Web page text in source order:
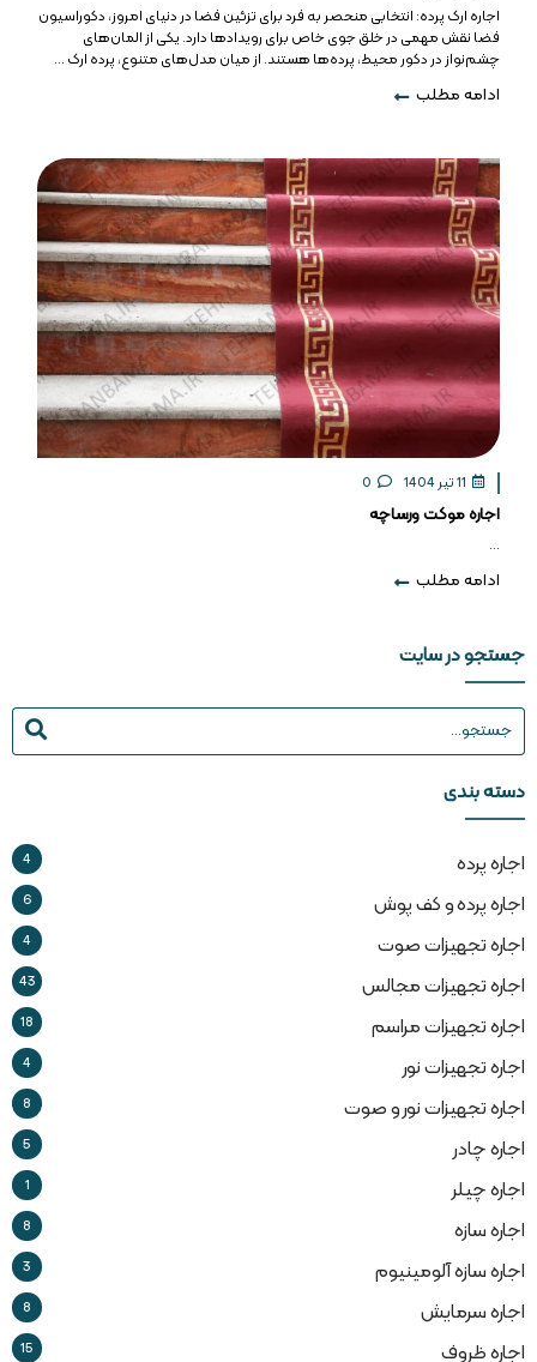
اجاره ارک پرده: انتخابی منحصر به فرد برای تزئین فضا در دنیای امروز، دکوراسیون
فضا نقش مهمی در خلق جوی خاص برای رویدادها دارد. یکی از المان‌های
چشم‌نواز در دکور محیط، پرده‌ها هستند. از میان مدل‌های متنوع، پرده ارک ...
ادامه مطلب
اجاره موکت ورساچه
...
ادامه مطلب
جستجو در سایت
دسته بندی
اجاره پرده 4
اجاره پرده و کف پوش 6
اجاره تجهیزات صوت 4
اجاره تجهیزات مجالس 43
اجاره تجهیزات مراسم 18
اجاره تجهیزات نور 4
اجاره تجهیزات نور و صوت 8
اجاره چادر 5
اجاره چیلر 1
اجاره سازه 8
اجاره سازه آلومینیوم 3
اجاره سرمایش 8
اجاره ظروف 15